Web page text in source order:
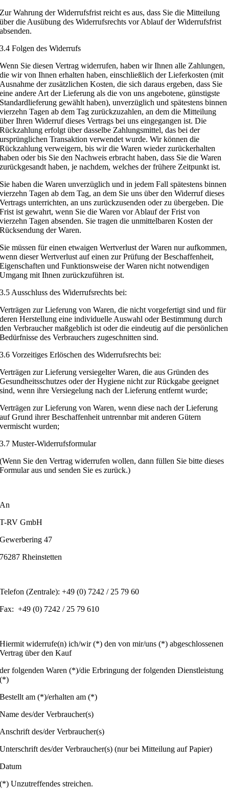
Zur Wahrung der Widerrufsfrist reicht es aus, dass Sie die Mitteilung
über die Ausübung des Widerrufsrechts vor Ablauf der Widerrufsfrist
absenden.
3.4 Folgen des Widerrufs
Wenn Sie diesen Vertrag widerrufen, haben wir Ihnen alle Zahlungen,
die wir von Ihnen erhalten haben, einschließlich der Lieferkosten (mit
Ausnahme der zusätzlichen Kosten, die sich daraus ergeben, dass Sie
eine andere Art der Lieferung als die von uns angebotene, günstigste
Standardlieferung gewählt haben), unverzüglich und spätestens binnen
vierzehn Tagen ab dem Tag zurückzuzahlen, an dem die Mitteilung
über Ihren Widerruf dieses Vertrags bei uns eingegangen ist. Die
Rückzahlung erfolgt über dasselbe Zahlungsmittel, das bei der
ursprünglichen Transaktion verwendet wurde. Wir können die
Rückzahlung verweigern, bis wir die Waren wieder zurückerhalten
haben oder bis Sie den Nachweis erbracht haben, dass Sie die Waren
zurückgesandt haben, je nachdem, welches der frühere Zeitpunkt ist.
Sie haben die Waren unverzüglich und in jedem Fall spätestens binnen
vierzehn Tagen ab dem Tag, an dem Sie uns über den Widerruf dieses
Vertrags unterrichten, an uns zurückzusenden oder zu übergeben. Die
Frist ist gewahrt, wenn Sie die Waren vor Ablauf der Frist von
vierzehn Tagen absenden. Sie tragen die unmittelbaren Kosten der
Rücksendung der Waren.
Sie müssen für einen etwaigen Wertverlust der Waren nur aufkommen,
wenn dieser Wertverlust auf einen zur Prüfung der Beschaffenheit,
Eigenschaften und Funktionsweise der Waren nicht notwendigen
Umgang mit Ihnen zurückzuführen ist.
3.5 Ausschluss des Widerrufsrechts bei:
Verträgen zur Lieferung von Waren, die nicht vorgefertigt sind und für
deren Herstellung eine individuelle Auswahl oder Bestimmung durch
den Verbraucher maßgeblich ist oder die eindeutig auf die persönlichen
Bedürfnisse des Verbrauchers zugeschnitten sind.
3.6 Vorzeitiges Erlöschen des Widerrufsrechts bei:
Verträgen zur Lieferung versiegelter Waren, die aus Gründen des
Gesundheitsschutzes oder der Hygiene nicht zur Rückgabe geeignet
sind, wenn ihre Versiegelung nach der Lieferung entfernt wurde;
Verträgen zur Lieferung von Waren, wenn diese nach der Lieferung
auf Grund ihrer Beschaffenheit untrennbar mit anderen Gütern
vermischt wurden;
3.7 Muster-Widerrufsformular
(Wenn Sie den Vertrag widerrufen wollen, dann füllen Sie bitte dieses
Formular aus und senden Sie es zurück.)
An
T-RV GmbH
Gewerbering 47
76287 Rheinstetten
Telefon (Zentrale): +49 (0) 7242 / 25 79 60
Fax: +49 (0) 7242 / 25 79 610
Hiermit widerrufe(n) ich/wir (*) den von mir/uns (*) abgeschlossenen
Vertrag über den Kauf
der folgenden Waren (*)/die Erbringung der folgenden Dienstleistung
(*)
Bestellt am (*)/erhalten am (*)
Name des/der Verbraucher(s)
Anschrift des/der Verbraucher(s)
Unterschrift des/der Verbraucher(s) (nur bei Mitteilung auf Papier)
Datum
(*) Unzutreffendes streichen.